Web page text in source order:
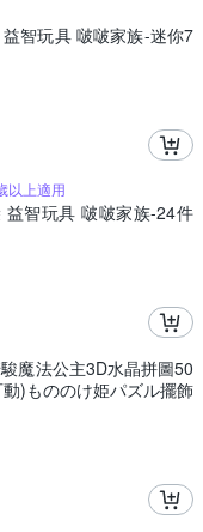
智玩具 啵啵家族-迷你7
以上適用
益智玩具 啵啵家族-24件
魔法公主3D水晶拼圖50
)もののけ姫パズル擺飾